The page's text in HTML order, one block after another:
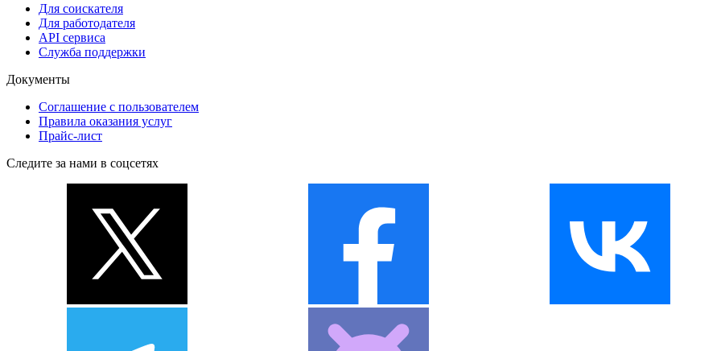
Для соискателя
Для работодателя
API сервиса
Служба поддержки
Документы
Соглашение с пользователем
Правила оказания услуг
Прайс-лист
Следите за нами в соцсетях